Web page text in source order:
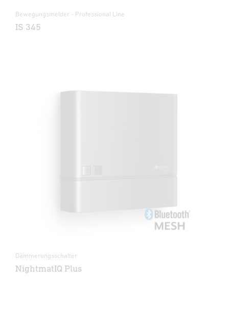
Bewegungsmelder - Professional Line
IS 345
Dämmerungsschalter
NightmatIQ Plus